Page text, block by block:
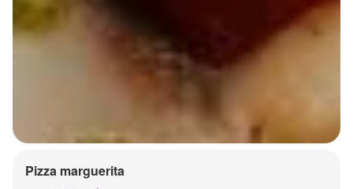
Pizza marguerita